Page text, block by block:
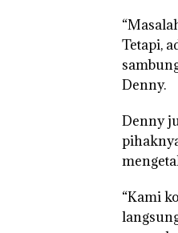
Tetapi,
Denny.
Denny
“Kami